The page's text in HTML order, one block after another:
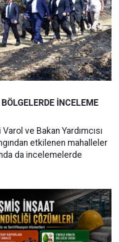
İNCELEME
ve Bakan Yardımcısı
etkilenen mahalleler
da incelemelerde